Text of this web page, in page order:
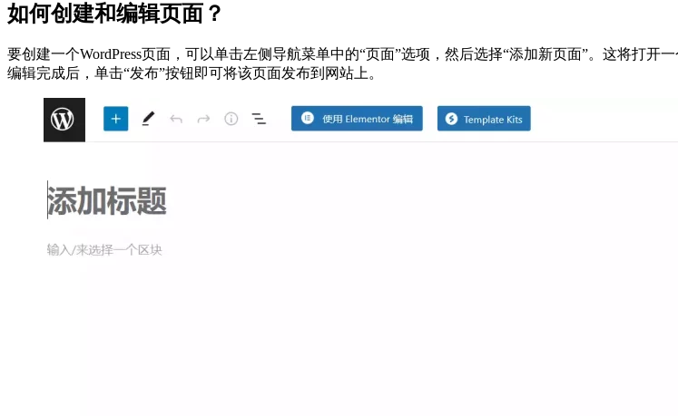
如何创建和编辑页面？
要创建一个WordPress页面，可以单击左侧导航菜单中的“页面”选项，然后选择“添加新页面”。这将打
编辑完成后，单击“发布”按钮即可将该页面发布到网站上。